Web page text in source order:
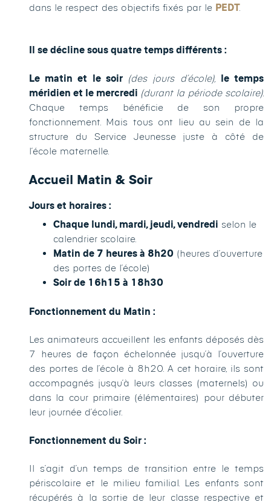
dans le respect des objectifs fixés par le PEDT.
Il se décline sous quatre temps différents :
Le matin et le soir (des jours d’école), le temps
méridien et le mercredi (durant la période scolaire).
Chaque temps bénéficie de son propre
fonctionnement. Mais tous ont lieu au sein de la
structure du Service Jeunesse juste à côté de
l’école maternelle.
Accueil Matin & Soir
Jours et horaires :
Chaque lundi, mardi, jeudi, vendredi selon le
calendrier scolaire.
Matin de 7 heures à 8h20 (heures d’ouverture
des portes de l’école)
Soir de 16h15 à 18h30
Fonctionnement du Matin :
Les animateurs accueillent les enfants déposés dès
7 heures de façon échelonnée jusqu’à l’ouverture
des portes de l’école à 8h20. A cet horaire, ils sont
accompagnés jusqu’à leurs classes (maternels) ou
dans la cour primaire (élémentaires) pour débuter
leur journée d’écolier.
Fonctionnement du Soir :
Il s’agit d’un temps de transition entre le temps
périscolaire et le milieu familial. Les enfants sont
récupérés à la sortie de leur classe respective et